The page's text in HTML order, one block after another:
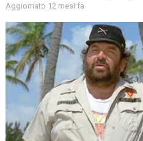
Aggiornato 12 mesi fa